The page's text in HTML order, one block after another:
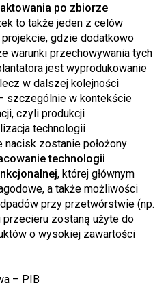
po zbiorze
to także jeden z celów
gdzie dodatkowo
warunki przechowywania tych
jest wyprodukowanie
w dalszej kolejności
szczególnie w kontekście
czyli produkcji
technologii
nacisk zostanie położony
technologii
, której głównym
a także możliwości
przy przetwórstwie (np.
przecieru zostaną użyte do
o wysokiej zawartości
– PIB